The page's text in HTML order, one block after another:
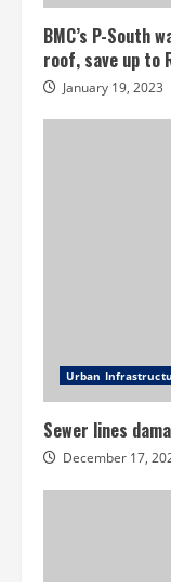
BMC’s P-South
roof, save up to
January 19, 2023
Urban
Sewer lines
December 17,